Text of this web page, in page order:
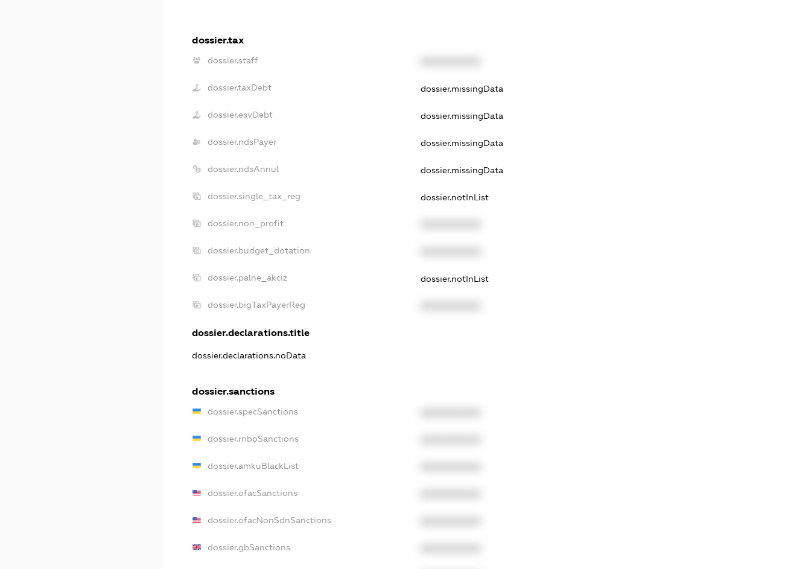
dossier.tax
dossier.staff
dossier.taxDebt dossier.missingData
dossier.esvDebt dossier.missingData
dossier.ndsPayer dossier.missingData
dossier.ndsAnnul dossier.missingData
dossier.single_tax_reg dossier.notInList
dossier.non_profit
dossier.budget_dotation
dossier.palne_akciz dossier.notInList
dossier.bigTaxPayerReg
dossier.declarations.title
dossier.declarations.noData
dossier.sanctions
dossier.specSanctions
dossier.rnboSanctions
dossier.amkuBlackList
dossier.ofacSanctions
dossier.ofacNonSdnSanctions
dossier.gbSanctions